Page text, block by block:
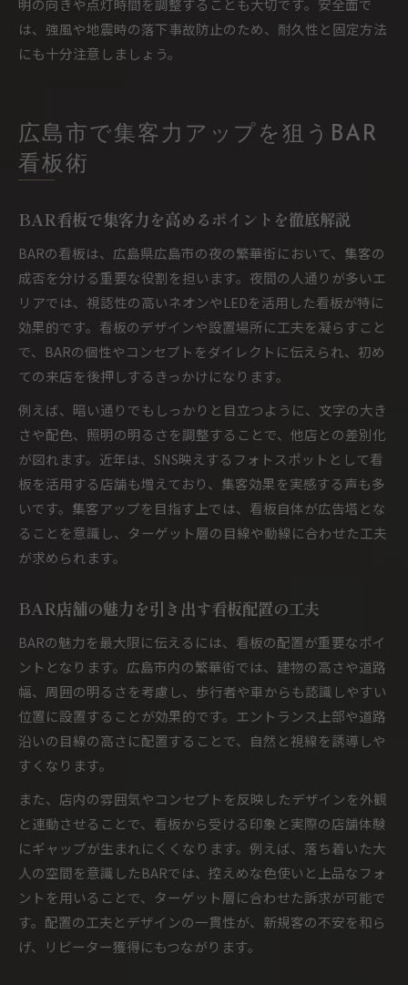
明の向きや点灯時間を調整することも大切です。安全面で
は、強風や地震時の落下事故防止のため、耐久性と固定方法
にも十分注意しましょう。
広島市で集客力アップを狙うBAR
看板術
BAR看板で集客力を高めるポイントを徹底解説
BARの看板は、広島県広島市の夜の繁華街において、集客の
成否を分ける重要な役割を担います。夜間の人通りが多いエ
リアでは、視認性の高いネオンやLEDを活用した看板が特に
効果的です。看板のデザインや設置場所に工夫を凝らすこと
で、BARの個性やコンセプトをダイレクトに伝えられ、初め
ての来店を後押しするきっかけになります。
例えば、暗い通りでもしっかりと目立つように、文字の大き
さや配色、照明の明るさを調整することで、他店との差別化
が図れます。近年は、SNS映えするフォトスポットとして看
板を活用する店舗も増えており、集客効果を実感する声も多
いです。集客アップを目指す上では、看板自体が広告塔とな
ることを意識し、ターゲット層の目線や動線に合わせた工夫
が求められます。
BAR店舗の魅力を引き出す看板配置の工夫
BARの魅力を最大限に伝えるには、看板の配置が重要なポイ
ントとなります。広島市内の繁華街では、建物の高さや道路
幅、周囲の明るさを考慮し、歩行者や車からも認識しやすい
位置に設置することが効果的です。エントランス上部や道路
沿いの目線の高さに配置することで、自然と視線を誘導しや
すくなります。
また、店内の雰囲気やコンセプトを反映したデザインを外観
と連動させることで、看板から受ける印象と実際の店舗体験
にギャップが生まれにくくなります。例えば、落ち着いた大
人の空間を意識したBARでは、控えめな色使いと上品なフォ
ントを用いることで、ターゲット層に合わせた訴求が可能で
す。配置の工夫とデザインの一貫性が、新規客の不安を和ら
げ、リピーター獲得にもつながります。